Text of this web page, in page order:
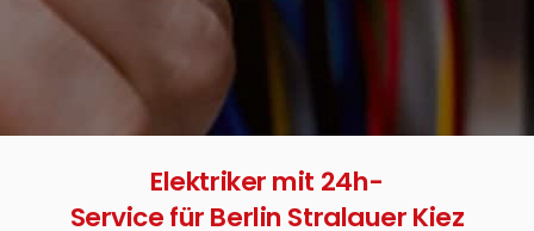
Elektriker mit 24h-
Service für Berlin Stralauer Kiez